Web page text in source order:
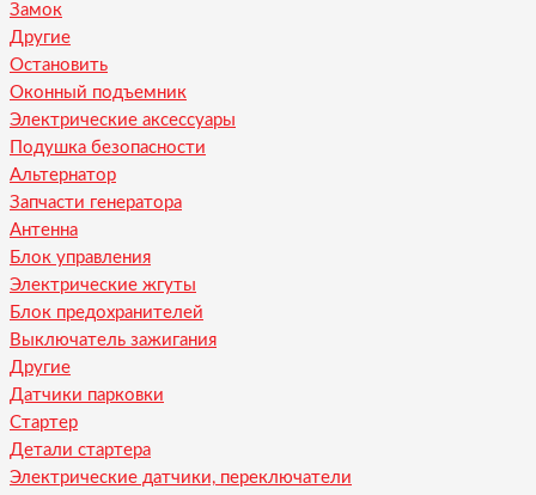
Замок
Другие
Остановить
Оконный подъемник
Электрические аксессуары
Подушка безопасности
Альтернатор
Запчасти генератора
Антенна
Блок управления
Электрические жгуты
Блок предохранителей
Выключатель зажигания
Другие
Датчики парковки
Стартер
Детали стартера
Электрические датчики, переключатели